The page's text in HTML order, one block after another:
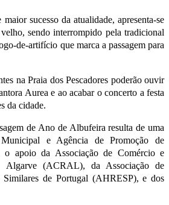
sucesso da atualidade, apresenta-se
sendo interrompido pela tradicional
de-artifício que marca a passagem para
na Praia dos Pescadores poderão ouvir
Aurea e ao acabar o concerto a festa
da cidade.
de Ano de Albufeira resulta de uma
e Agência de Promoção de
apoio da Associação de Comércio e
Algarve (ACRAL), da Associação de
Similares de Portugal (AHRESP), e dos